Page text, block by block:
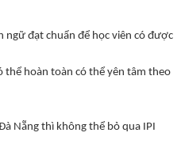
đạt chuẩn để học viên có được
thể hoàn toàn có thể yên tâm theo
Nẵng thì không thể bỏ qua IPI